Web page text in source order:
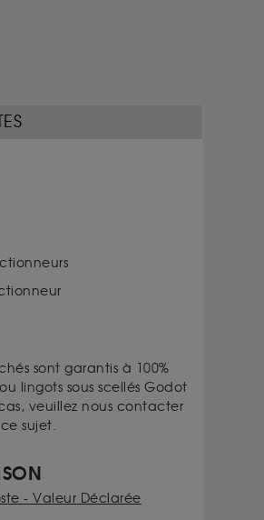
sont garantis à 100%
lingots sous scellés Godot
veuillez nous contacter
sujet.
- Valeur Déclarée